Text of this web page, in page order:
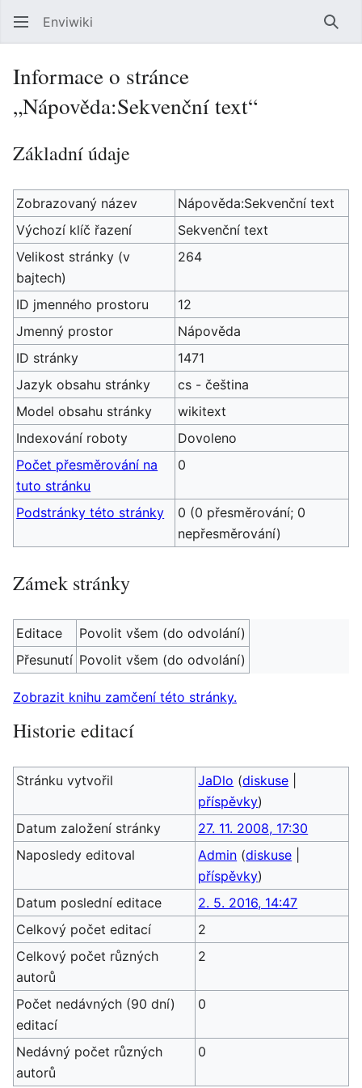
Enviwiki
Informace o stránce
„Nápověda:Sekvenční text“
Základní údaje
Zobrazovaný název
Nápověda:Sekvenční text
Výchozí klíč řazení
Sekvenční text
Velikost stránky (v
bajtech)
264
ID jmenného prostoru
12
Jmenný prostor
Nápověda
ID stránky
1471
Jazyk obsahu stránky
cs - čeština
Model obsahu stránky
wikitext
Indexování roboty
Dovoleno
Počet přesměrování na
tuto stránku
0
Podstránky této stránky
0 (0 přesměrování; 0
nepřesměrování)
Zámek stránky
Editace
Povolit všem (do odvolání)
Přesunutí Povolit všem (do odvolání)
Zobrazit knihu zamčení této stránky.
Historie editací
Stránku vytvořil JaDlo (diskuse
příspěvky)
Datum založení stránky
27. 11. 2008, 17:30
Naposledy editoval
Admin (diskuse
příspěvky)
Datum poslední editace
2. 5. 2016, 14:47
Celkový počet editací
2
Celkový počet různých
autorů
2
Počet nedávných (90 dní)
editací
0
Nedávný počet různých
autorů
0